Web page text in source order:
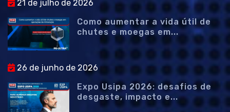
21 de julho de 2026
Como aumentar a vida útil de
chutes e moegas em...
26 de junho de 2026
Expo Usipa 2026: desafios de
desgaste, impacto e...